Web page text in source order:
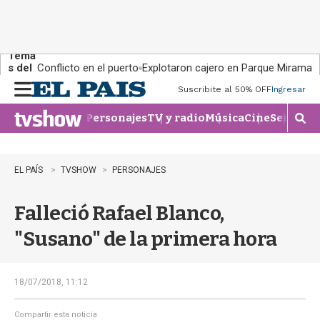
Tema
s del
día:
Conflicto en el puerto Explotaron cajero en Parque Miramar
n
u
Suscribite al 50% OFFIngresar
PersonajesTV y radioMúsicaCineSeries
M
o
e
EL PAÍS TVSHOW PERSONAJES
Falleció Rafael Blanco,
"Susano" de la primera hora
18/07/2018, 11:12
Compartir esta noticia